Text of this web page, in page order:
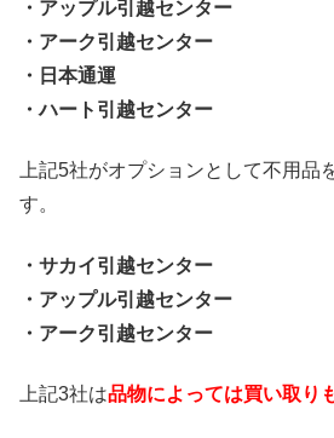
・アップル引越センター
・アーク引越センター
・日本通運
・ハート引越センター
上記5社がオプションとして不用品
す。
・サカイ引越センター
・アップル引越センター
・アーク引越センター
上記3社は品物によっては買い取り